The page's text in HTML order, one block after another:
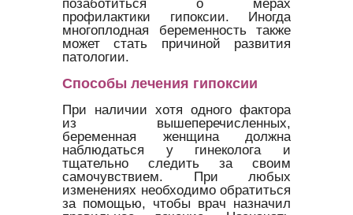
позаботиться о мерах
профилактики гипоксии. Иногда
многоплодная беременность также
может стать причиной развития
патологии.
Способы лечения гипоксии
При наличии хотя одного фактора
из вышеперечисленных,
беременная женщина должна
наблюдаться у гинеколога и
тщательно следить за своим
самочувствием. При любых
изменениях необходимо обратиться
за помощью, чтобы врач назначил